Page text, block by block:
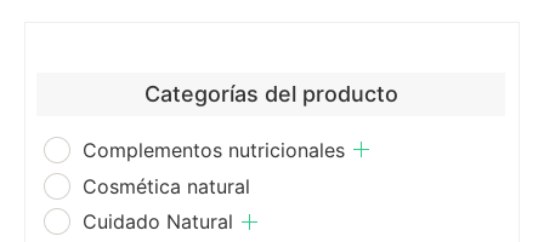
Categorías del producto
Complementos nutricionales
Cosmética natural
Cuidado Natural